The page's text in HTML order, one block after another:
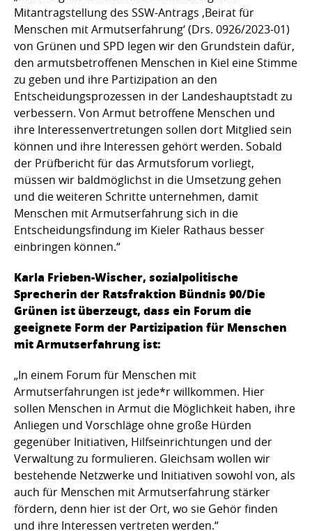
Mitantragstellung des SSW-Antrags ‚Beirat für
Menschen mit Armutserfahrung‘ (Drs. 0926/2023-01)
von Grünen und SPD legen wir den Grundstein dafür,
den armutsbetroffenen Menschen in Kiel eine Stimme
zu geben und ihre Partizipation an den
Entscheidungsprozessen in der Landeshauptstadt zu
verbessern. Von Armut betroffene Menschen und
ihre Interessenvertretungen sollen dort Mitglied sein
können und ihre Interessen gehört werden. Sobald
der Prüfbericht für das Armutsforum vorliegt,
müssen wir baldmöglichst in die Umsetzung gehen
und die weiteren Schritte unternehmen, damit
Menschen mit Armutserfahrung sich in die
Entscheidungsfindung im Kieler Rathaus besser
einbringen können.“
Karla Frieben-Wischer, sozialpolitische
Sprecherin der Ratsfraktion Bündnis 90/Die
Grünen ist überzeugt, dass ein Forum die
geeignete Form der Partizipation für Menschen
mit Armutserfahrung ist:
„In einem Forum für Menschen mit
Armutserfahrungen ist jede*r willkommen. Hier
sollen Menschen in Armut die Möglichkeit haben, ihre
Anliegen und Vorschläge ohne große Hürden
gegenüber Initiativen, Hilfseinrichtungen und der
Verwaltung zu formulieren. Gleichsam wollen wir
bestehende Netzwerke und Initiativen sowohl von, als
auch für Menschen mit Armutserfahrung stärker
fördern, denn hier ist der Ort, wo sie Gehör finden
und ihre Interessen vertreten werden.“